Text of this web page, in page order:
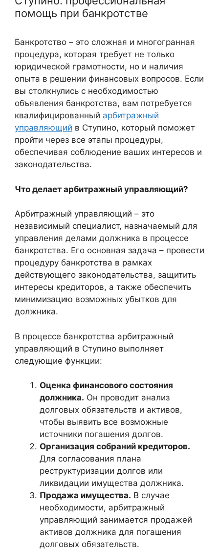
помощь при банкротстве
Банкротство – это сложная и многогранная
процедура, которая требует не только
юридической грамотности, но и наличия
опыта в решении финансовых вопросов. Если
вы столкнулись с необходимостью
объявления банкротства, вам потребуется
квалифицированный арбитражный
управляющий в Ступино, который поможет
пройти через все этапы процедуры,
обеспечивая соблюдение ваших интересов и
законодательства.
Что делает арбитражный управляющий?
Арбитражный управляющий – это
независимый специалист, назначаемый для
управления делами должника в процессе
банкротства. Его основная задача – провести
процедуру банкротства в рамках
действующего законодательства, защитить
интересы кредиторов, а также обеспечить
минимизацию возможных убытков для
должника.
В процессе банкротства арбитражный
управляющий в Ступино выполняет
следующие функции:
Оценка финансового состояния
должника. Он проводит анализ
долговых обязательств и активов,
чтобы выявить все возможные
источники погашения долгов.
Организация собраний кредиторов.
Для согласования плана
реструктуризации долгов или
ликвидации имущества должника.
Продажа имущества. В случае
необходимости, арбитражный
управляющий занимается продажей
активов должника для погашения
долговых обязательств.